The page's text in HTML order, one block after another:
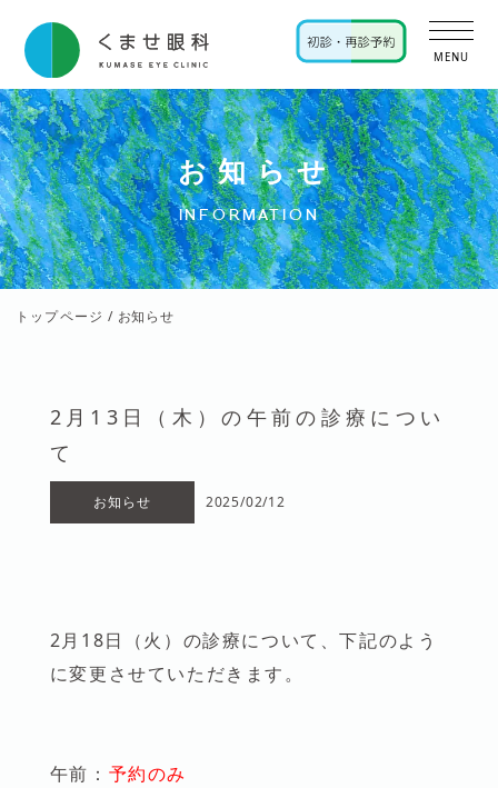
MENU
お知らせ
INFORMATION
トップページ / お知らせ
2月13日（木）の午前の診療につい
て
お知らせ 2025/02/12
2月18日（火）の診療について、下記のよう
に変更させていただきます。
午前： 予約のみ